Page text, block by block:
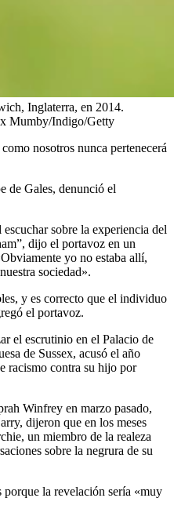
Inglaterra, en 2014.
Mumby/Indigo/Getty
nosotros nunca pertenecerá
de Gales, denunció el
sobre la experiencia del
dijo el portavoz en un
yo no estaba allí,
sociedad».
y es correcto que el individuo
el portavoz.
el escrutinio en el Palacio de
de Sussex, acusó el año
racismo contra su hijo por
Winfrey en marzo pasado,
dijeron que en los meses
un miembro de la realeza
sobre la negrura de su
la revelación sería «muy